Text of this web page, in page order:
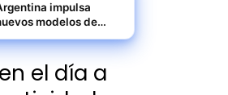
impulsa
modelos de
empresarial y
organizacional
el día a